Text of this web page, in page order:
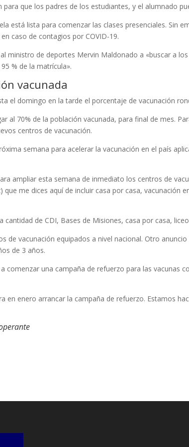
para que los padres de los estudiantes, y el alumnado
está lista para comenzar las clases presenciales. Sin
caso de contagios por COVID-19.
ministro de deportes Mervin Maldonado a «buscar a
% de la matrícula».
vacunada
el domingo en la tarde el porcentaje de vacunación
al 70% de la población vacunada, para final de mes.
centros de vacunación.
semana para acelerar la vacunación en el país
ampliar esta semana de inmediato los centros de
que me dices aquí de incluir casa por casa, vacunación
cantidad de CDI, Bases de Misiones, casa por casa,
de vacunación equipados a nivel nacional. Otro
de 3 años.
comenzar una campaña de refuerzo para las vacunas
en enero arrancar la campaña de refuerzo. Estamos